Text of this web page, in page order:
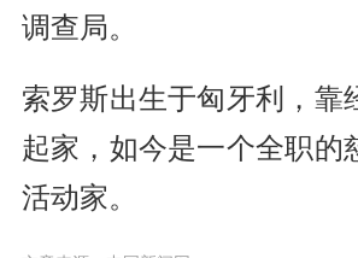
调查局。
索罗斯出生于匈牙利，靠
起家，如今是一个全职的
活动家。